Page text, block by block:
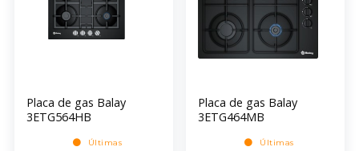
Placa de gas Balay
3ETG564HB
Últimas
Placa de gas Balay
3ETG464MB
Últimas